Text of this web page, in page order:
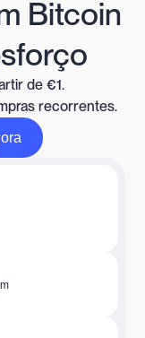
Bitcoin
de €1.
recorrentes.